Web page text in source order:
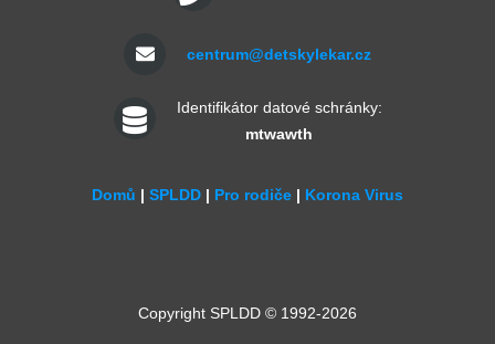
centrum@detskylekar.cz
Identifikátor datové schránky:
mtwawth
Domů | SPLDD | Pro rodiče | Korona Virus
Copyright SPLDD © 1992-2026